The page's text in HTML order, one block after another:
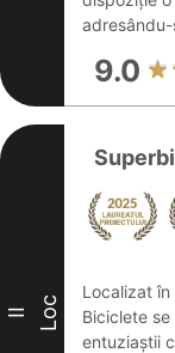
9.0
II Loc
Localizat în
Biciclete
entuziaștii